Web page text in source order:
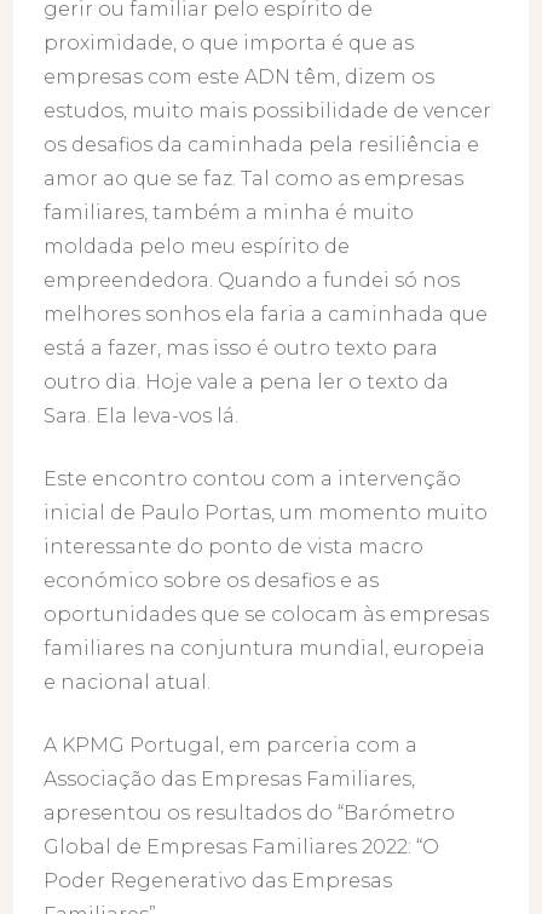
gerir ou familiar pelo espírito de
proximidade, o que importa é que as
empresas com este ADN têm, dizem os
estudos, muito mais possibilidade de vencer
os desafios da caminhada pela resiliência e
amor ao que se faz. Tal como as empresas
familiares, também a minha é muito
moldada pelo meu espírito de
empreendedora. Quando a fundei só nos
melhores sonhos ela faria a caminhada que
está a fazer, mas isso é outro texto para
outro dia. Hoje vale a pena ler o texto da
Sara. Ela leva-vos lá.
Este encontro contou com a intervenção
inicial de Paulo Portas, um momento muito
interessante do ponto de vista macro
económico sobre os desafios e as
oportunidades que se colocam às empresas
familiares na conjuntura mundial, europeia
e nacional atual.
A KPMG Portugal, em parceria com a
Associação das Empresas Familiares,
apresentou os resultados do “Barómetro
Global de Empresas Familiares 2022: “O
Poder Regenerativo das Empresas